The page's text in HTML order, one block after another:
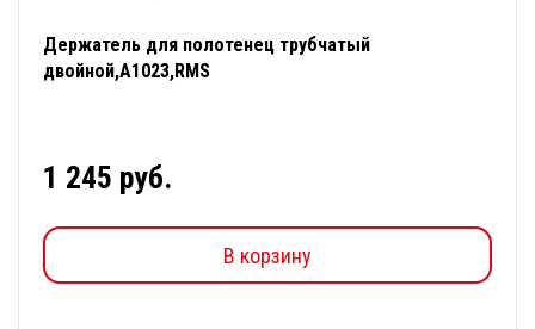
Держатель для полотенец трубчатый
двойной,А1023,RMS
1 245 руб.
В корзину